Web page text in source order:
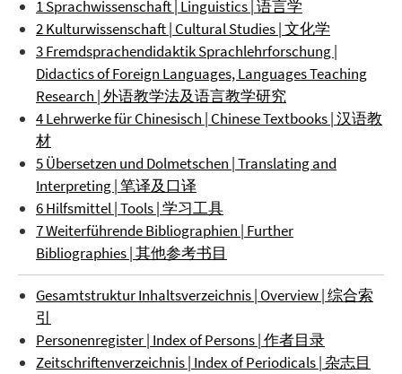
1 Sprachwissenschaft | Linguistics | 语言学
2 Kulturwissenschaft | Cultural Studies | 文化学
3 Fremdsprachendidaktik Sprachlehrforschung |
Didactics of Foreign Languages, Languages Teaching
Research | 外语教学法及语言教学研究
4 Lehrwerke für Chinesisch | Chinese Textbooks | 汉语教
材
5 Übersetzen und Dolmetschen | Translating and
Interpreting | 笔译及口译
6 Hilfsmittel | Tools | 学习工具
7 Weiterführende Bibliographien | Further
Bibliographies | 其他参考书目
Gesamtstruktur Inhaltsverzeichnis | Overview | 综合索
引
Personenregister | Index of Persons | 作者目录
Zeitschriftenverzeichnis | Index of Periodicals | 杂志目